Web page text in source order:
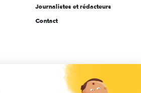
Journalistes et rédacteurs
Contact